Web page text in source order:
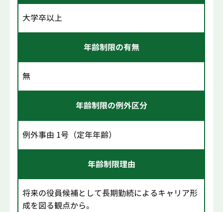
大学卒以上
年齢制限の有無
無
年齢制限の例外区分
例外事由 1号（定年年齢）
年齢制限理由
将来の役員候補として長期勤続によるキャリア形
成を図る観点から。